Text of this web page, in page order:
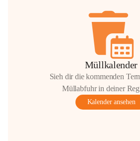
Müllkalender
Sieh dir die kommenden
Müllabfuhr in deiner
Kalender ansehen